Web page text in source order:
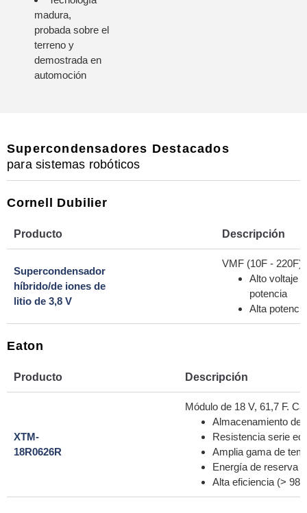
madura,
probada sobre el
terreno y
demostrada en
automoción
Supercondensadores Destacados
para sistemas robóticos
Cornell Dubilier
Producto Descripción
Supercondensador
híbrido/de iones de
litio de 3,8 V
VMF (10F - 220F)
Alto voltaje
potencia
Alta
Eaton
Producto Descripción
XTM-
18R0626R
Módulo de 18 V, 61,7 F.
Almacenamiento de
Resistencia serie
Amplia gama de
Energía de reserva
Alta eficiencia (>